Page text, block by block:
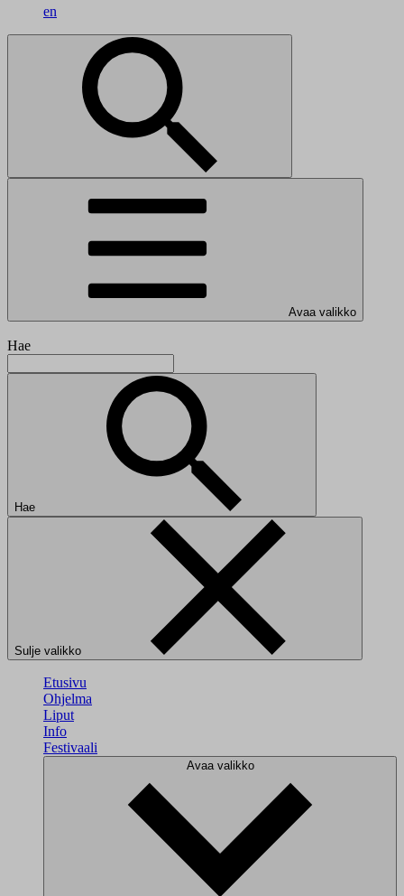
en
Avaa valikko
Hae
Hae
Sulje valikko
Etusivu
Ohjelma
Liput
Info
Festivaali
Avaa valikko